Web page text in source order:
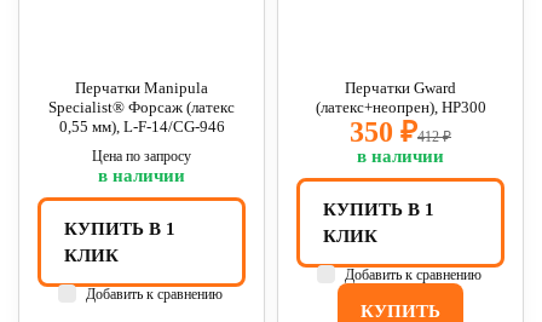
Перчатки Manipula
Specialist® Форсаж (латекс
0,55 мм), L-F-14/CG-946
Цена по запросу
в наличии
КУПИТЬ В 1
КЛИК
Добавить к сравнению
Перчатки Gward
(латекс+неопрен), HP300
350 ₽412 ₽
в наличии
КУПИТЬ
КУПИТЬ В 1
КЛИК
Добавить к сравнению